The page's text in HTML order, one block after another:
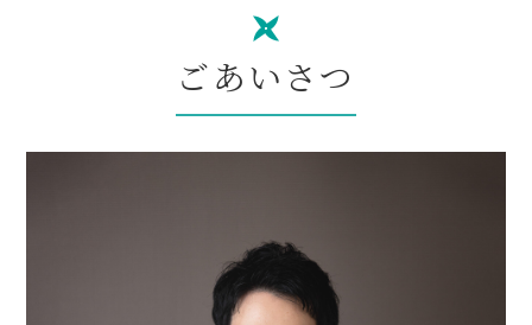
５月の休診日
3・4・5・7・11・14・18・21・25・28
WEB予約、電話予約開始しております。
ごあいさつ